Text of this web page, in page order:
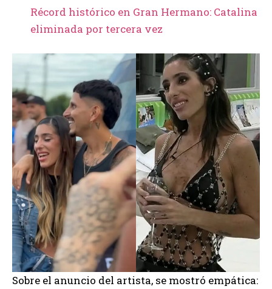
Récord histórico en Gran Hermano: Catalina
eliminada por tercera vez
Sobre el anuncio del artista, se mostró empática: